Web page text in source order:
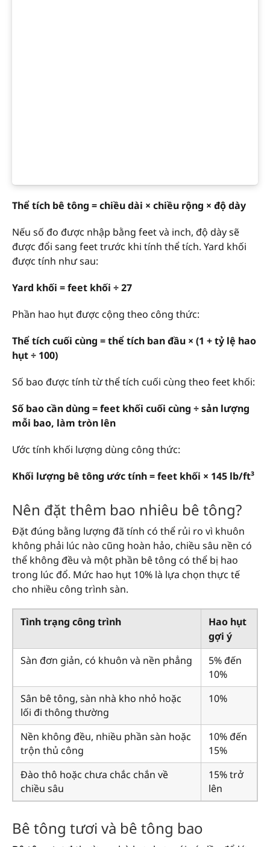
Thể tích bê tông = chiều dài × chiều rộng × độ dày
Nếu số đo được nhập bằng feet và inch, độ dày sẽ
được đổi sang feet trước khi tính thể tích. Yard khối
được tính như sau:
Yard khối = feet khối ÷ 27
Phần hao hụt được cộng theo công thức:
Thể tích cuối cùng = thể tích ban đầu × (1 + tỷ lệ hao
hụt ÷ 100)
Số bao được tính từ thể tích cuối cùng theo feet khối:
Số bao cần dùng = feet khối cuối cùng ÷ sản lượng
mỗi bao, làm tròn lên
Ước tính khối lượng dùng công thức:
Khối lượng bê tông ước tính = feet khối × 145 lb/ft³
Nên đặt thêm bao nhiêu bê tông?
Đặt đúng bằng lượng đã tính có thể rủi ro vì khuôn
không phải lúc nào cũng hoàn hảo, chiều sâu nền có
thể không đều và một phần bê tông có thể bị hao
trong lúc đổ. Mức hao hụt 10% là lựa chọn thực tế
cho nhiều công trình sàn.
Tình trạng công trình
Hao hụt
gợi ý
Sàn đơn giản, có khuôn và nền phẳng
5% đến
10%
Sân bê tông, sàn nhà kho nhỏ hoặc
lối đi thông thường
10%
Nền không đều, nhiều phần sàn hoặc
trộn thủ công
10% đến
15%
Đào thô hoặc chưa chắc chắn về
chiều sâu
15% trở
lên
Bê tông tươi và bê tông bao